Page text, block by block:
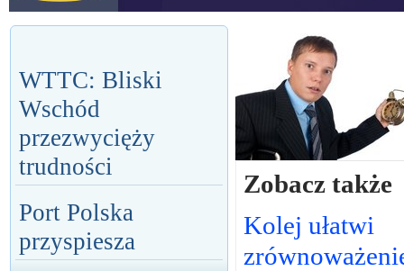
WTTC: Bliski
Wschód
przezwycięży
trudności
Port Polska
przyspiesza
Zobacz także
Kolej ułatwi